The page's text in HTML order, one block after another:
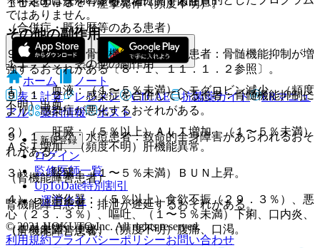
（合併症・既往歴等のある患者）
９．１．１． 骨髄機能抑制のある患者：骨髄機能抑制が増
強するおそれがある〔８．１、１１．１．２参照〕。
９．１．２． 感染症を合併している患者：骨髄機能抑制に
より、感染症が悪化するおそれがある。
９．１．３． 水痘患者：致命的全身障害があらわれるおそ
れがある。
（腎機能障害患者）
腎機能障害患者：排泄が遅延するおそれがある。
（肝機能障害患者）
１１．１．３． 痙攣発作（頻度不明）。
その他の副作用
１１．２． その他の副作用
１）． 血液：（１〜５％未満）ヘモグロビン減少、（頻度
不明）出血。
２）． 肝臓：（５％以上）ＡＬＴ増加、（１〜５％未満）
ＡＳＴ増加、（頻度不明）肝機能異常。
３）． 腎臓：（１〜５％未満）ＢＵＮ上昇。
４）． 消化器：（５％以上）食欲不振（２９．３％）、悪
心（２３．３％）、嘔吐、（１〜５％未満）下痢、口内炎、
（１％未満）便秘、（頻度不明）腹痛、口渇。
ではありません。
ホーム
ノート
表・計算
レジメン CTCAE 抗菌薬ガイド
ERマニュ
アル
薬剤情報 ポスト
新規登録
ログイン
監修医師一覧
UpToDate特別割引
運営会社
© 2021 HOKUTO Inc. All rights reserved.
利用規約プライバシーポリシーお問い合わせ